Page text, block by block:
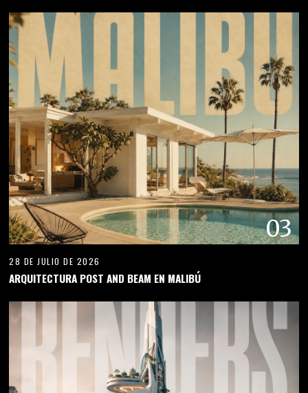
03
28 DE JULIO DE 2026
ARQUITECTURA POST AND BEAM EN MALIBÚ